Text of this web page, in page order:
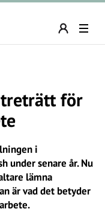
för
i
under senare år. Nu
lämna
är vad det betyder